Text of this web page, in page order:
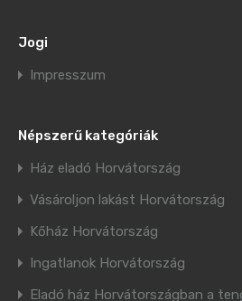
Jogi
Impresszum
Népszerű kategóriák
Ház eladó Horvátország
Vásároljon lakást Horvátország
Kőház Horvátország
Ingatlanok Horvátország
Eladó ház Horvátországban a